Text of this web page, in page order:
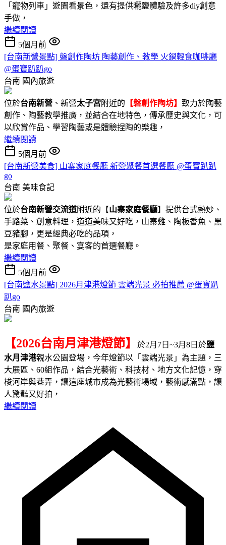
「寵物列車」遊園看景色，還有提供曬鹽體驗及許多diy創意
手做，
繼續閱讀
5個月前
[台南新營景點] 磐創作陶坊 陶藝創作、教學 火鍋輕食咖啡廳
@蛋寶趴趴go
台南 國內旅遊
位於台南新營 、新營太子宮附近的 【磐創作陶坊】 致力於陶藝
創作、陶藝教學推廣，並結合在地特色，傳承歷史與文化，可
以欣賞作品、學習陶藝或是體驗捏陶的樂趣，
繼續閱讀
5個月前
[台南新營美食] 山寨家庭餐廳 新營聚餐首選餐廳 @蛋寶趴趴
go
台南 美味食記
位於台南新營交流道附近的【山寨家庭餐廳】提供台式熱炒、
手路菜、創意料理，道道美味又好吃，山寨雞、陶板香魚、黑
豆豬腳，更是經典必吃的品項，
是家庭用餐、聚餐、宴客的首選餐廳。
繼續閱讀
5個月前
[台南鹽水景點] 2026月津港燈節 雲端光景 必拍推薦 @蛋寶趴
趴go
台南 國內旅遊
【2026台南月津港燈節】 於2月7日~3月8日於鹽
水月津港親水公園登場，今年燈節以「雲端光景」為主題，三
大展區、60組作品，結合光藝術、科技材、地方文化記憶，穿
梭河岸與巷弄，讓這座城市成為光藝術場域，藝術感滿點，讓
人驚豔又好拍，
繼續閱讀